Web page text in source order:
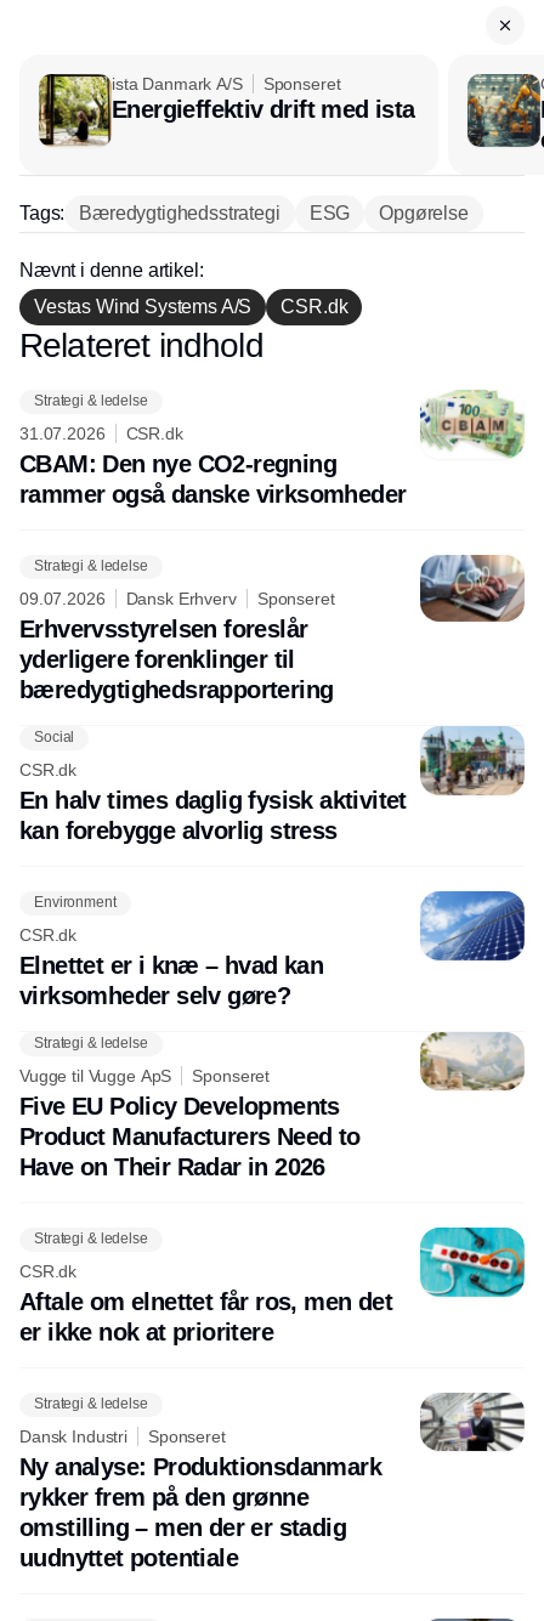
ista Danmark A/S Sponseret
Energieffektiv drift med ista
Tags: Bæredygtighedsstrategi ESG Opgørelse
Nævnt i denne artikel:
Vestas Wind Systems A/S
CSR.dk
Annonce
Relateret indhold
Strategi & ledelse
31.07.2026 CSR.dk
CBAM: Den nye CO2-regning
rammer også danske virksomheder
Strategi & ledelse
09.07.2026 Dansk Erhverv Sponseret
Erhvervsstyrelsen foreslår
yderligere forenklinger til
bæredygtighedsrapportering
Social
CSR.dk
En halv times daglig fysisk aktivitet
kan forebygge alvorlig stress
Environment
CSR.dk
Elnettet er i knæ – hvad kan
virksomheder selv gøre?
Strategi & ledelse
Vugge til Vugge ApS Sponseret
Five EU Policy Developments
Product Manufacturers Need to
Have on Their Radar in 2026
Strategi & ledelse
CSR.dk
Aftale om elnettet får ros, men det
er ikke nok at prioritere
Strategi & ledelse
Dansk Industri Sponseret
Ny analyse: Produktionsdanmark
rykker frem på den grønne
omstilling – men der er stadig
uudnyttet potentiale